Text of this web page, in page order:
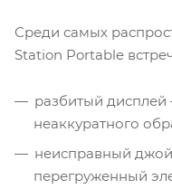
Среди самых
Station Portable
разбитый
неаккуратного
неисправный
перегруженный